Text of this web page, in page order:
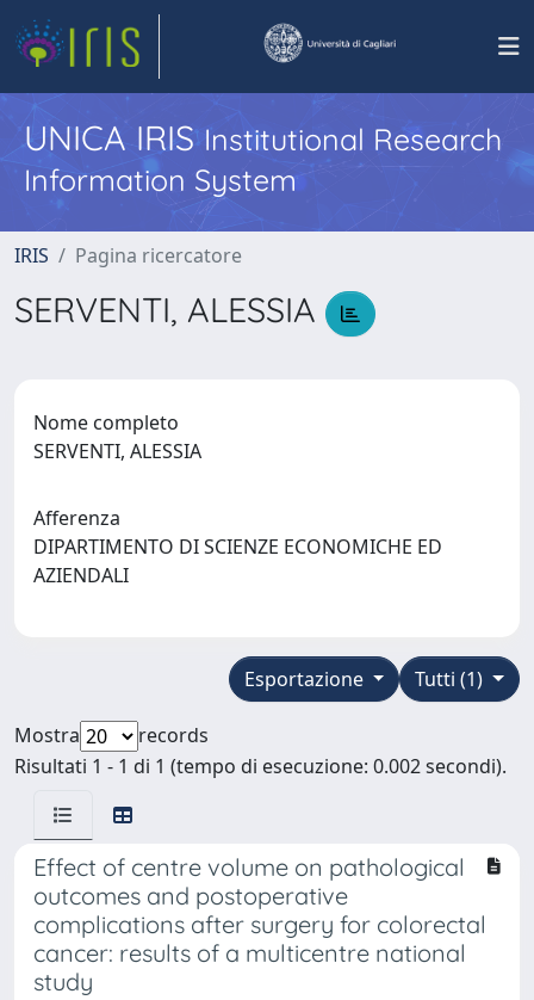
UNICA IRISInstitutional Research
Information System
IRIS Pagina ricercatore
SERVENTI, ALESSIA
Nome completo
SERVENTI, ALESSIA
Afferenza
DIPARTIMENTO DI SCIENZE ECONOMICHE ED
AZIENDALI
Tutti (1)
Esportazione
Mostra
records
Risultati 1 - 1 di 1 (tempo di esecuzione: 0.002 secondi).
Effect of centre volume on pathological
outcomes and postoperative
complications after surgery for colorectal
cancer: results of a multicentre national
study